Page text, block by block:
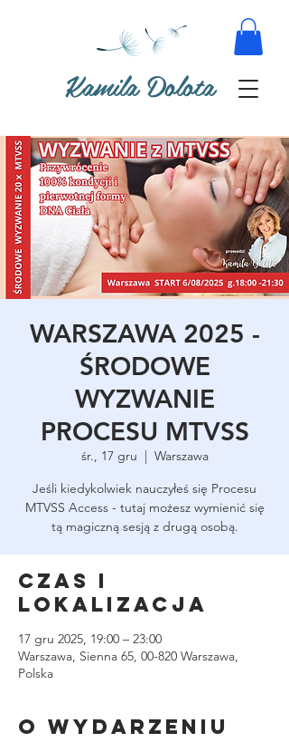
Kamila Dolota
WARSZAWA 2025 -
ŚRODOWE
WYZWANIE
PROCESU MTVSS
śr., 17 gru
  |
Warszawa
Jeśli kiedykolwiek nauczyłeś się Procesu
MTVSS Access - tutaj możesz wymienić się
tą magiczną sesją z drugą osobą.
Czas i
lokalizacja
17 gru 2025, 19:00 – 23:00
Warszawa, Sienna 65, 00-820 Warszawa,
Polska
O wydarzeniu